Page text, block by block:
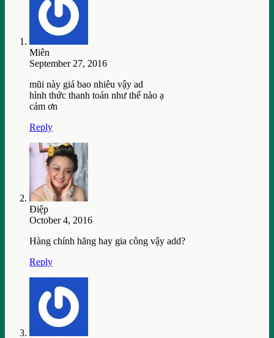
Miên
September 27, 2016
mũi này giá bao nhiêu vậy ad
hình thức thanh toán như thế nào ạ
cảm ơn
Reply
Điệp
October 4, 2016
Hàng chính hãng hay gia công vậy add?
Reply